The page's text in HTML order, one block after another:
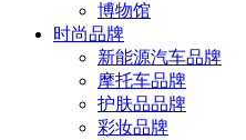
博物馆
时尚品牌
新能源汽车品牌
摩托车品牌
护肤品品牌
彩妆品牌